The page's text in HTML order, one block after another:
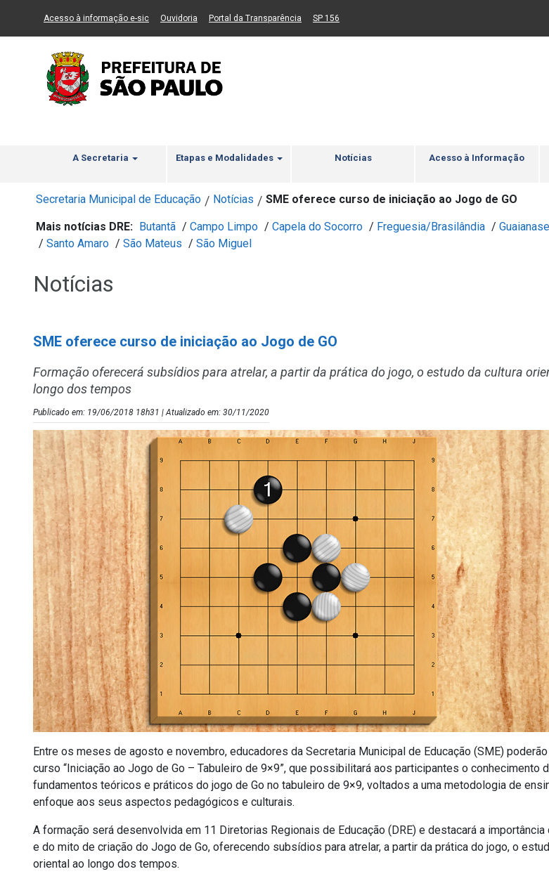
Ir ao Conteúdo Ir para menu principal 2 Ir para busca Ir para rodapé
Acesso à informação e-sic(Link para um novo sítio)
Ouvidoria (Link para um novo sítio)
Portal da Transparência (Link para um novo sítio)
SP 156
A Secretaria Etapas e Modalidades Notícias Acesso à Informação
Secretaria Municipal de Educação / Notícias / SME oferece curso de iniciação ao Jogo de GO
Mais notícias DRE: Butantã / Campo Limpo / Capela do Socorro / Freguesia/Brasilândia /
/ Santo Amaro / São Mateus / São Miguel
Notícias
SME oferece curso de iniciação ao Jogo de GO
Formação oferecerá subsídios para atrelar, a partir da prática do jogo, o estudo da cultura
longo dos tempos
Publicado em: 19/06/2018 18h31 | Atualizado em: 30/11/2020
Entre os meses de agosto e novembro, educadores da Secretaria Municipal de Educação (SME)
curso “Iniciação ao Jogo de Go – Tabuleiro de 9×9”, que possibilitará aos participantes o conhecimento
fundamentos teóricos e práticos do jogo de Go no tabuleiro de 9×9, voltados a uma metodologia de
enfoque aos seus aspectos pedagógicos e culturais.
A formação será desenvolvida em 11 Diretorias Regionais de Educação (DRE) e destacará a importância
e do mito de criação do Jogo de Go, oferecendo subsídios para atrelar, a partir da prática do jogo, o
oriental ao longo dos tempos.